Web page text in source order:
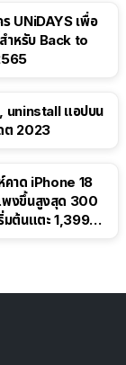
UNiDAYS เพื่อ
ำหรับ Back to
uninstall แอปบน
ต 2023
คาด iPhone 18
พงขึ้นสูงสุด 300
มต้นแตะ 1,399